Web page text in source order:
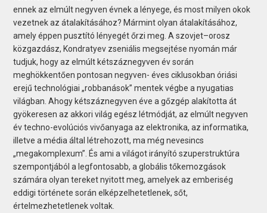
ennek az elmúlt negyven évnek a lényege, és most milyen okok
vezetnek az átalakításához? Mármint olyan átalakításához,
amely éppen pusztító lényegét őrzi meg. A szovjet–orosz
közgazdász, Kondratyev zseniális megsejtése nyomán már
tudjuk, hogy az elmúlt kétszáznegyven év során
meghökkentően pontosan negyven- éves ciklusokban óriási
erejű technológiai „robbanások” mentek végbe a nyugatias
világban. Ahogy kétszáznegyven éve a gőzgép alakította át
gyökeresen az akkori világ egész létmódját, az elmúlt negyven
év techno-evolúciós vivőanyaga az elektronika, az informatika,
illetve a média által létrehozott, ma még nevesincs
„megakomplexum”. És ami a világot irányító szuperstruktúra
szempontjából a legfontosabb, a globális tőkemozgások
számára olyan tereket nyitott meg, amelyek az emberiség
eddigi története során elképzelhetetlenek, sőt,
értelmezhetetlenek voltak.